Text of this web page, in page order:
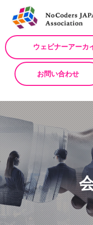
ウェビナーアーカ
お問い合わせ
No Code
ノ